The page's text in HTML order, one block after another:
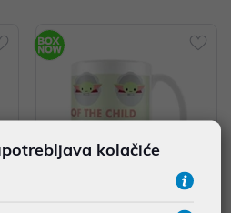
kolačiće